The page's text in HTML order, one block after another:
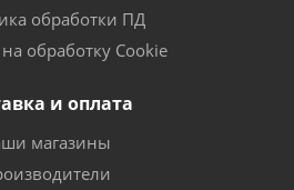
обработки ПД
обработку Cookie
и оплата
магазины